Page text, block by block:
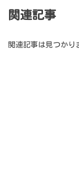
関連記事
関連記事は見つかり